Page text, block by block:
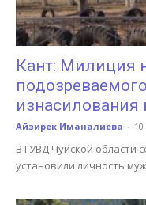
Кант: Милиция
изнасилования
Айзирек Иманалиева -
В ГУВД Чуйской области
установили личность